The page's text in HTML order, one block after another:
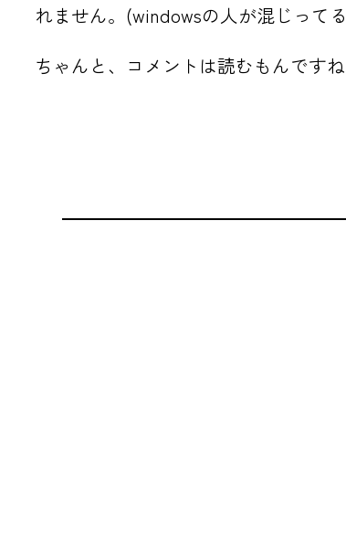
れません。(windowsの人が混じって
ちゃんと、コメントは読むもんですね